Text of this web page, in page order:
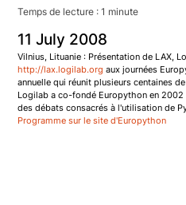
Temps de lecture : 1 minute
11 July 2008
Vilnius, Lituanie : Présentation de LAX,
http://lax.logilab.org aux journées
annuelle qui réunit plusieurs centaines
Logilab a co-fondé Europython en
des débats consacrés à l'utilisation de
Programme sur le site d'Europython